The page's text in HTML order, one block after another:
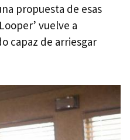
propuesta de esas
vuelve a
capaz de arriesgar